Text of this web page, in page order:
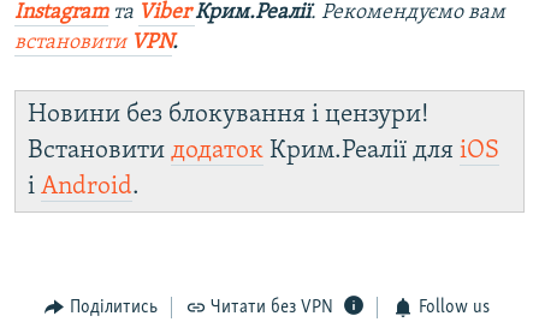
Instagramта ViberКрим.Реалії. Рекомендуємо вам
встановити VPN.
Новини без блокування і цензури!
Встановити додаток Крим.Реалії для iOS
і Android.
Поділитись Читати без VPN Follow us